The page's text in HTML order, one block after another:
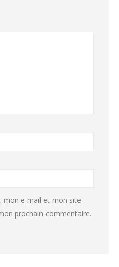
mon e-mail et mon site
prochain commentaire.